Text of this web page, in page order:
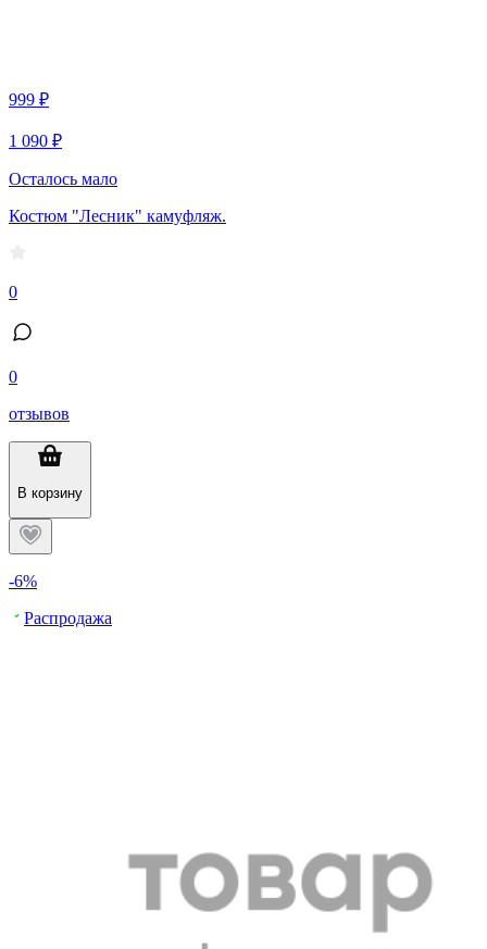
999 ₽
1 090 ₽
Осталось мало
Костюм "Лесник" камуфляж.
0
0
отзывов
В корзину
-6%
Распродажа